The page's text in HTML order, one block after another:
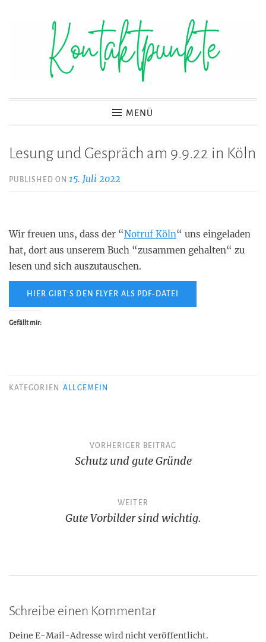
Kontaktpunkte
MENÜ
Lesung und Gespräch am 9.9.22 in Köln
PUBLISHED ON 15. Juli 2022
Wir freuen uns, dass der “Notruf Köln“ uns eingeladen
hat, dort aus unserem Buch “zusammen gehalten“ zu
lesen und sich auszutauschen.
HIER GIBT’S DEN FLYER ALS PDF-DATEI
Gefällt mir:
KATEGORIEN ALLGEMEIN
Beitragsnavigation
VORHERIGER BEITRAG
Schutz und gute Gründe
WEITER
Gute Vorbilder sind wichtig.
Schreibe einen Kommentar
Deine E-Mail-Adresse wird nicht veröffentlicht.